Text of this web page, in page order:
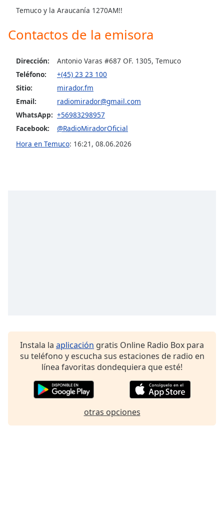
Area
Background
Color
Opacity
Font
dialog
window.
Temuco y la Araucanía 1270AM!!
Contactos de la emisora
Dirección:
Antonio Varas #687 OF. 1305, Temuco
Teléfono:
+(45) 23 23 100
Sitio:
mirador.fm
Email:
radiomirador@gmail.com
WhatsApp: +56983298957
Facebook:
@RadioMiradorOficial
Hora en Temuco: 16:21 , 08.06.2026
Instala la aplicación gratis Online Radio Box para
su teléfono y escucha sus estaciones de radio en
línea favoritas dondequiera que esté!
otras opciones